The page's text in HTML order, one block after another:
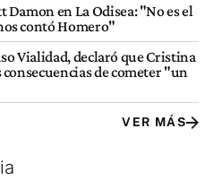
en La Odisea: "No es el
contó Homero"
Vialidad, declaró que Cristina
de cometer "un
VER MÁS